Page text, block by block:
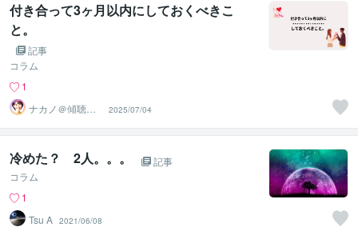
付き合って3ヶ月以内にしておくべきこ
と。
記事
コラム
1
ナカノ＠傾聴と
的確さで出口に
導く脳のプロ
2025/07/04
冷めた？ 2人。。。
記事
コラム
1
Tsu A 2021/06/08